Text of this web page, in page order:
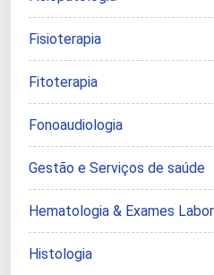
Fisioterapia
Fitoterapia
Fonoaudiologia
Gestão e Serviços de saúde
Hematologia & Exames
Histologia